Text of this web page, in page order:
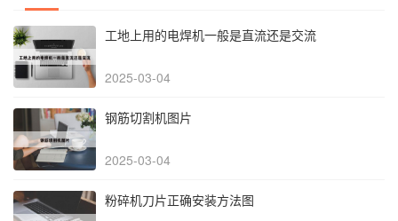
工地上用的电焊机一般是直流还是交流
2025-03-04
钢筋切割机图片
2025-03-04
粉碎机刀片正确安装方法图